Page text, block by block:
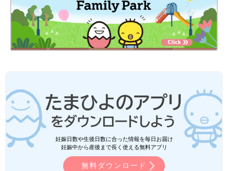
妊娠日数や生後日数に合った情報を毎日お届け
妊娠中から産後まで長く使える無料アプリ
無料ダウンロード